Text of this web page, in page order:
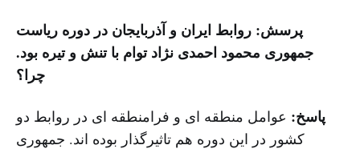
پرسش: روابط ایران و آذربایجان در دوره ریاست
جمهوری محمود احمدی نژاد توام با تنش و تیره بود.
چرا؟
پاسخ: عوامل منطقه ای و فرامنطقه ای در روابط دو
کشور در این دوره هم تاثیرگذار بوده اند. جمهوری